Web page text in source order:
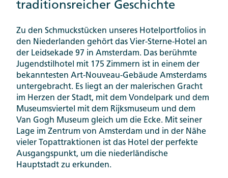
traditionsreicher Geschichte
Zu den Schmuckstücken unseres Hotelportfolios in
den Niederlanden gehört das Vier-Sterne-Hotel an
der Leidsekade 97 in Amsterdam. Das berühmte
Jugendstilhotel mit 175 Zimmern ist in einem der
bekanntesten Art-Nouveau-Gebäude Amsterdams
untergebracht. Es liegt an der malerischen Gracht
im Herzen der Stadt, mit dem Vondelpark und dem
Museumsviertel mit dem Rijksmuseum und dem
Van Gogh Museum gleich um die Ecke. Mit seiner
Lage im Zentrum von Amsterdam und in der Nähe
vieler Topattraktionen ist das Hotel der perfekte
Ausgangspunkt, um die niederländische
Hauptstadt zu erkunden.